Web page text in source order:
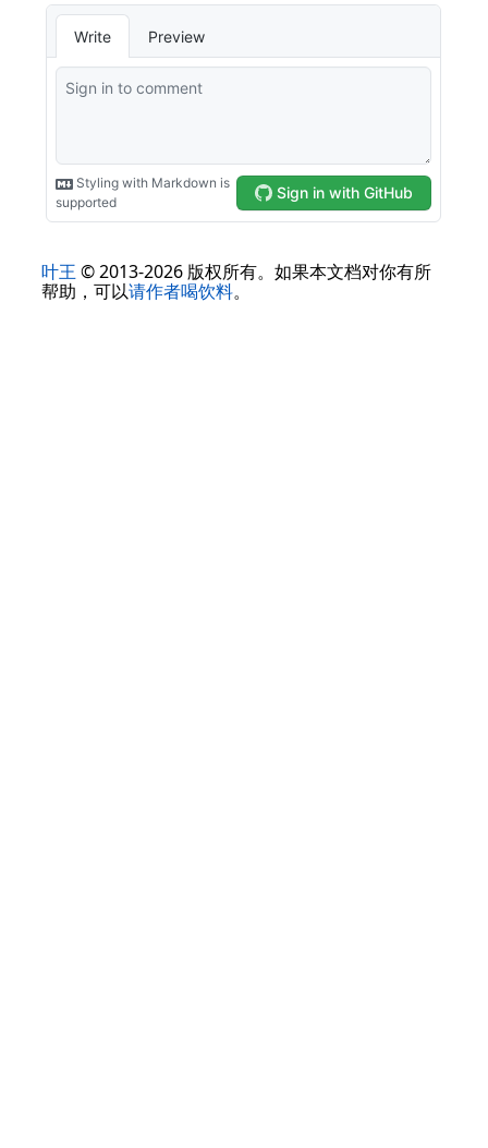
叶王 © 2013-2026 版权所有。如果本文档对你有所
帮助，可以请作者喝饮料。